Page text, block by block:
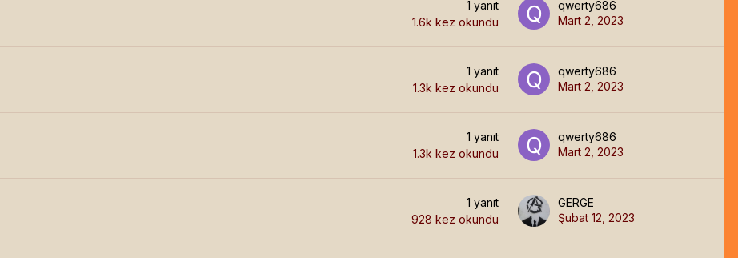
1 yanıt
1.6k kez okundu
qwerty686
Mart 2, 2023
1 yanıt
1.3k kez okundu
qwerty686
Mart 2, 2023
1 yanıt
1.3k kez okundu
qwerty686
Mart 2, 2023
1 yanıt
928 kez okundu
GERGE
Şubat 12, 2023